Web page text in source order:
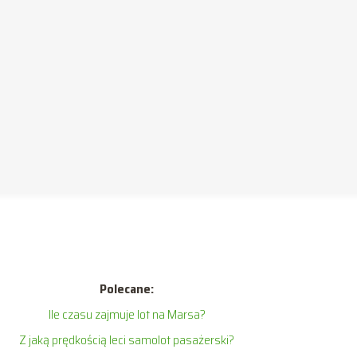
Polecane:
Ile czasu zajmuje lot na Marsa?
Z jaką prędkością leci samolot pasażerski?